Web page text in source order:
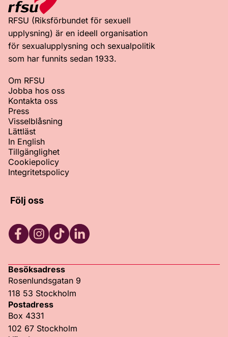
RFSU (Riksförbundet för sexuell
upplysning) är en ideell organisation
för sexualupplysning och sexualpolitik
som har funnits sedan 1933.
Om RFSU
Jobba hos oss
Kontakta oss
Press
Visselblåsning
Lättläst
In English
Tillgänglighet
Cookiepolicy
Integritetspolicy
Följ oss
Besöksadress
Rosenlundsgatan 9
118 53 Stockholm
Postadress
Box 4331
102 67 Stockholm